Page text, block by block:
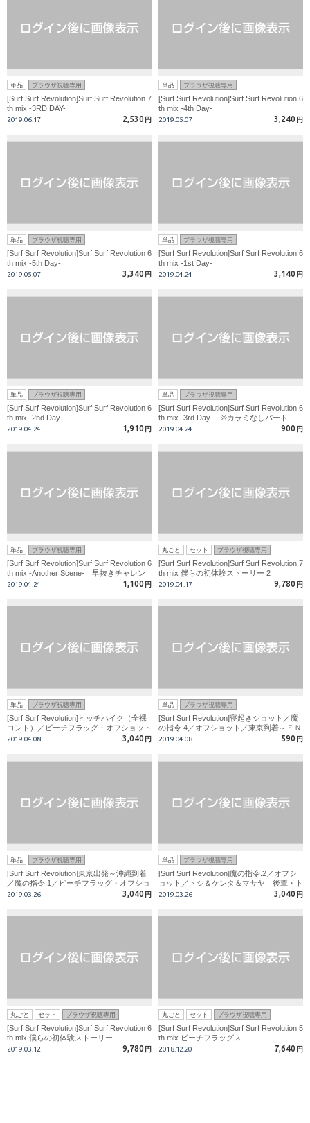
単品 ブラウザ視聴専用
[Surf Surf Revolution]Surf Surf Revolution 7
th mix -3RD DAY-
2019.06.17 2,530 円
単品 ブラウザ視聴専用
[Surf Surf Revolution]Surf Surf Revolution 6
th mix -4th Day-
2019.05.07 3,240 円
単品 ブラウザ視聴専用
[Surf Surf Revolution]Surf Surf Revolution 6
th mix -5th Day-
2019.05.07 3,340 円
単品 ブラウザ視聴専用
[Surf Surf Revolution]Surf Surf Revolution 6
th mix -1st Day-
2019.04.24 3,140 円
単品 ブラウザ視聴専用
[Surf Surf Revolution]Surf Surf Revolution 6
th mix -2nd Day-
2019.04.24 1,910 円
単品 ブラウザ視聴専用
[Surf Surf Revolution]Surf Surf Revolution 6
th mix -3rd Day- ※カラミなしパート
2019.04.24 900 円
単品 ブラウザ視聴専用
[Surf Surf Revolution]Surf Surf Revolution 6
th mix -Another Scene- 早抜きチャレン
ジ＆魔の指令
2019.04.24 1,100 円
丸ごと セット ブラウザ視聴専用
[Surf Surf Revolution]Surf Surf Revolution 7
th mix 僕らの初体験ストーリー 2
2019.04.17 9,780 円
単品 ブラウザ視聴専用
[Surf Surf Revolution]ヒッチハイク（全裸
コント）／ビーチフラッグ・オフショット
／魔の指令.3／ケンタ＆シュウ 濃厚生カ
2019.04.08 3,040 円
単品 ブラウザ視聴専用
[Surf Surf Revolution]寝起きショット／魔
の指令.4／オフショット／東京到着～ＥＮ
Ｄ ※カラミなしパート
2019.04.08 590 円
単品 ブラウザ視聴専用
[Surf Surf Revolution]東京出発～沖縄到着
／魔の指令.1／ビーチフラッグ・オフショ
ット／ケンタ＆マサヤ ビーチで初ＳＥＸ
2019.03.26 3,040 円
単品 ブラウザ視聴専用
[Surf Surf Revolution]魔の指令.2／オフシ
ョット／トシ＆ケンタ＆マサヤ 後輩・ト
シが参加でビーチ３Ｐ
2019.03.26 3,040 円
丸ごと セット ブラウザ視聴専用
[Surf Surf Revolution]Surf Surf Revolution 6
th mix 僕らの初体験ストーリー
2019.03.12 9,780 円
丸ごと セット ブラウザ視聴専用
[Surf Surf Revolution]Surf Surf Revolution 5
th mix ビーチフラッグス
2018.12.20 7,640 円